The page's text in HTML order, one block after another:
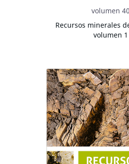
volumen 40
Recursos minerales
volumen 1